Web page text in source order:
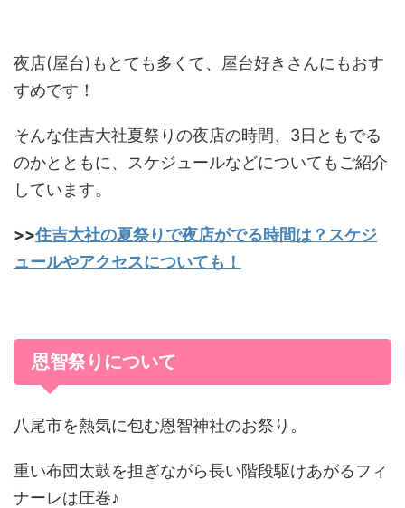
夜店(屋台)もとても多くて、屋台好きさんにもおす
すめです！
そんな住吉大社夏祭りの夜店の時間、3日ともでる
のかとともに、スケジュールなどについてもご紹介
しています。
>>住吉大社の夏祭りで夜店がでる時間は？スケジ
ュールやアクセスについても！
恩智祭りについて
八尾市を熱気に包む恩智神社のお祭り。
重い布団太鼓を担ぎながら長い階段駆けあがるフィ
ナーレは圧巻♪